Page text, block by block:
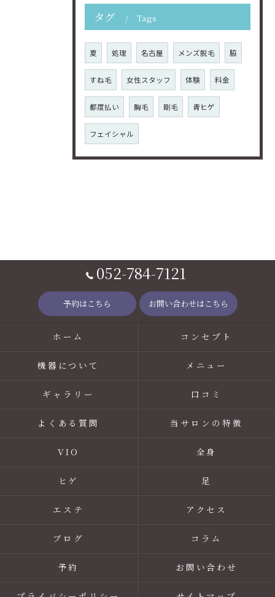
タグ Tags
夏 処理 名古屋 メンズ脱毛 脇
すね毛 女性スタッフ 体験 料金
都度払い 胸毛 剛毛 青ヒゲ
フェイシャル
052-784-7121
予約はこちら お問い合わせはこちら
ホーム コンセプト
機器について メニュー
ギャラリー 口コミ
よくある質問 当サロンの特徴
VIO 全身
ヒゲ 足
エステ アクセス
ブログ コラム
予約 お問い合わせ